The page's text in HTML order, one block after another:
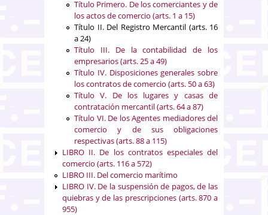
Título Primero. De los comerciantes y de
los actos de comercio (arts. 1 a 15)
Título II. Del Registro Mercantil (arts. 16
a 24)
Título III. De la contabilidad de los
empresarios (arts. 25 a 49)
Título IV. Disposiciones generales sobre
los contratos de comercio (arts. 50 a 63)
Título V. De los lugares y casas de
contratación mercantil (arts. 64 a 87)
Título VI. De los Agentes mediadores del
comercio y de sus obligaciones
respectivas (arts. 88 a 115)
LIBRO II. De los contratos especiales del
comercio (arts. 116 a 572)
LIBRO III. Del comercio marítimo
LIBRO IV. De la suspensión de pagos, de las
quiebras y de las prescripciones (arts. 870 a
955)